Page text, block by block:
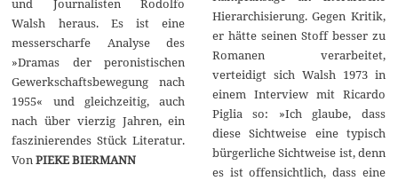
Walsh heraus. Es ist eine
messerscharfe Analyse des
»Dramas der peronistischen
Gewerkschaftsbewegung nach
1955« und gleichzeitig, auch
nach über vierzig Jahren, ein
faszinierendes Stück Literatur.
VonPIEKE BIERMANN
Hierarchisierung. Gegen Kritik,
er hätte seinen Stoff besser zu
Romanen verarbeitet,
verteidigt sich Walsh 1973 in
einem Interview mit Ricardo
Piglia so: »Ich glaube, dass
diese Sichtweise eine typisch
bürgerliche Sichtweise ist, denn
es ist offensichtlich, dass eine